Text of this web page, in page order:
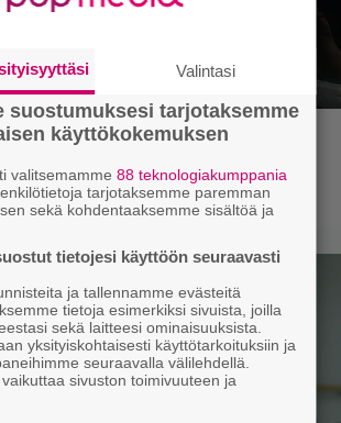
– tästä kysymys ja näin
Valintasi
suostumuksesi tarjotaksemme
käyttökokemuksen
valitsemamme88 teknologiakumppania
tarjotaksemme paremman
sekä kohdentaaksemme sisältöä ja
tietojesi käyttöön seuraavasti
ja tallennamme evästeitä
tietoja esimerkiksi sivuista, joilla
sekä laitteesi ominaisuuksista.
yksityiskohtaisesti käyttötarkoituksiin ja
seuraavalla välilehdellä.
sivuston toimivuuteen ja